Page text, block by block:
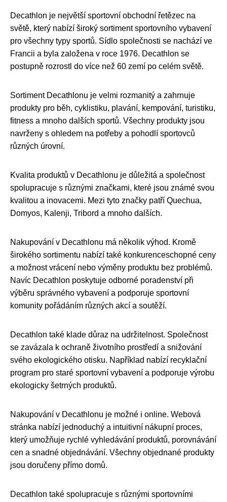
Decathlon je největší sportovní obchodní řetězec na
světě, který nabízí široký sortiment sportovního vybavení
pro všechny typy sportů. Sídlo společnosti se nachází ve
Francii a byla založena v roce 1976. Decathlon se
postupně rozrostl do více než 60 zemí po celém světě.
Sortiment Decathlonu je velmi rozmanitý a zahrnuje
produkty pro běh, cyklistiku, plavání, kempování, turistiku,
fitness a mnoho dalších sportů. Všechny produkty jsou
navrženy s ohledem na potřeby a pohodlí sportovců
různých úrovní.
Kvalita produktů v Decathlonu je důležitá a společnost
spolupracuje s různými značkami, které jsou známé svou
kvalitou a inovacemi. Mezi tyto značky patří Quechua,
Domyos, Kalenji, Tribord a mnoho dalších.
Nakupování v Decathlonu má několik výhod. Kromě
širokého sortimentu nabízí také konkurenceschopné ceny
a možnost vrácení nebo výměny produktu bez problémů.
Navíc Decathlon poskytuje odborné poradenství při
výběru správného vybavení a podporuje sportovní
komunity pořádáním různých akcí a soutěží.
Decathlon také klade důraz na udržitelnost. Společnost
se zavázala k ochraně životního prostředí a snižování
svého ekologického otisku. Například nabízí recyklační
program pro staré sportovní vybavení a podporuje výrobu
ekologicky šetrných produktů.
Nakupování v Decathlonu je možné i online. Webová
stránka nabízí jednoduchý a intuitivní nákupní proces,
který umožňuje rychlé vyhledávání produktů, porovnávání
cen a snadné objednávání. Všechny objednané produkty
jsou doručeny přímo domů.
Decathlon také spolupracuje s různými sportovními